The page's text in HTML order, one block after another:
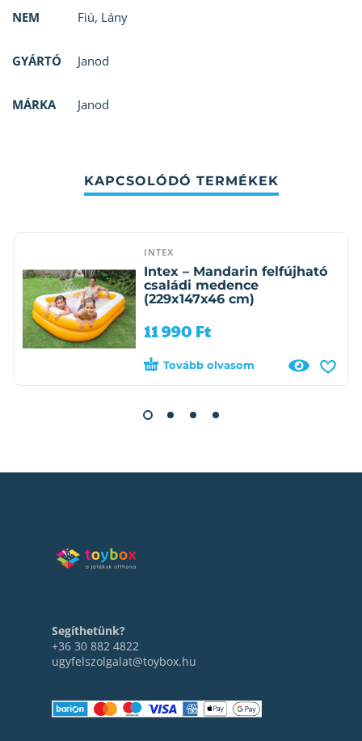
NEM Fiú, Lány
GYÁRTÓ Janod
MÁRKA Janod
KAPCSOLÓDÓ TERMÉKEK
INTEX
Intex – Mandarin felfújható
családi medence
(229x147x46 cm)
11 990 Ft
Tovább olvasom
Segíthetünk?
+36 30 882 4822
ugyfelszolgalat@toybox.hu